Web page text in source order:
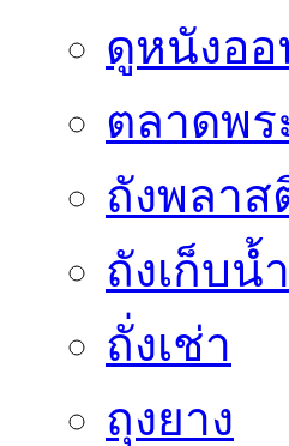
ดูหนังอ
ตลาดพร
ถังพลาส
ถังเก็บน้ำ
ถั่งเช่า
ถุงยาง